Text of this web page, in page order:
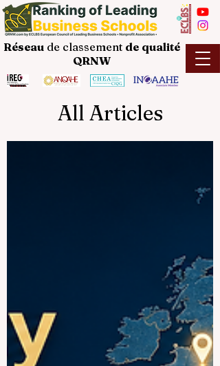
Réseau de classement de qualité
QRNW
All Articles